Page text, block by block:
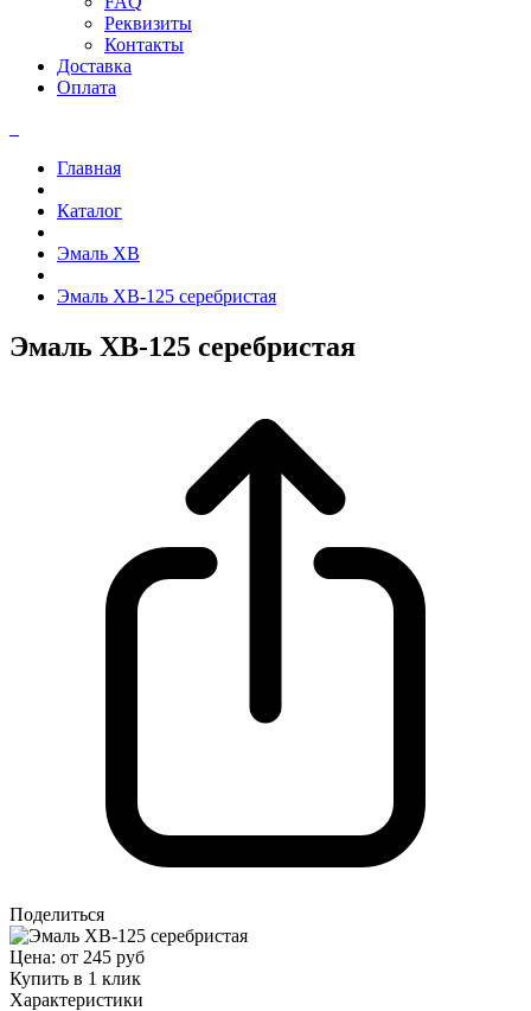
Реквизиты
Контакты
Доставка
Оплата
Главная
Каталог
Эмаль ХВ
Эмаль ХВ-125 серебристая
Эмаль ХВ-125 серебристая
Поделиться
Цена: от 245 руб
Купить в 1 клик
Характеристики